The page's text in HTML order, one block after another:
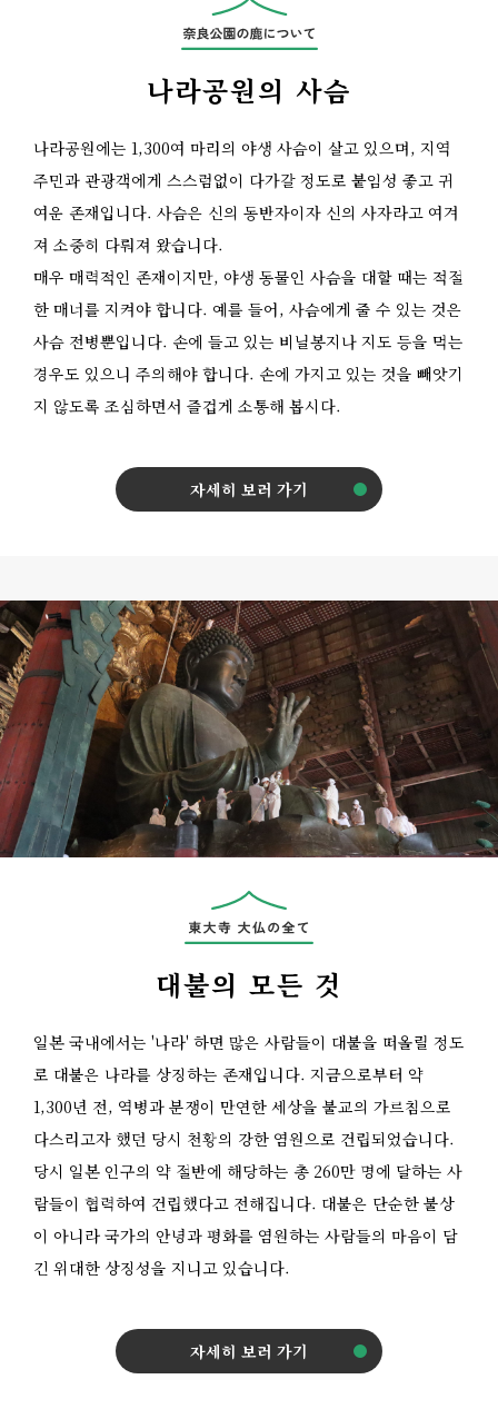
나라공원의 사슴
나라공원에는 1,300여 마리의 야생 사슴이 살고 있으며, 지역
주민과 관광객에게 스스럼없이 다가갈 정도로 붙임성 좋고 귀
여운 존재입니다. 사슴은 신의 동반자이자 신의 사자라고 여겨
져 소중히 다뤄져 왔습니다.
매우 매력적인 존재이지만, 야생 동물인 사슴을 대할 때는 적절
한 매너를 지켜야 합니다. 예를 들어, 사슴에게 줄 수 있는 것은
사슴 전병뿐입니다. 손에 들고 있는 비닐봉지나 지도 등을 먹는
경우도 있으니 주의해야 합니다. 손에 가지고 있는 것을 빼앗기
지 않도록 조심하면서 즐겁게 소통해 봅시다.
자세히 보러 가기
대불의 모든 것
일본 국내에서는 '나라' 하면 많은 사람들이 대불을 떠올릴 정도
로 대불은 나라를 상징하는 존재입니다. 지금으로부터 약
1,300년 전, 역병과 분쟁이 만연한 세상을 불교의 가르침으로
다스리고자 했던 당시 천황의 강한 염원으로 건립되었습니다.
당시 일본 인구의 약 절반에 해당하는 총 260만 명에 달하는 사
람들이 협력하여 건립했다고 전해집니다. 대불은 단순한 불상
이 아니라 국가의 안녕과 평화를 염원하는 사람들의 마음이 담
긴 위대한 상징성을 지니고 있습니다.
자세히 보러 가기